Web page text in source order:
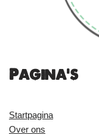
Pagina's
Startpagina
Over ons